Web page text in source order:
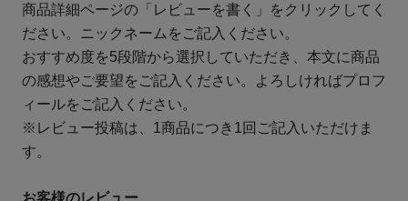
商品詳細ページの「レビューを書く」をクリックしてく
ださい。ニックネームをご記入ください。
おすすめ度を5段階から選択していただき、本文に商品
の感想やご要望をご記入ください。よろしければプロフ
ィールをご記入ください。
※レビュー投稿は、1商品につき1回ご記入いただけま
す。